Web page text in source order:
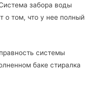
забора воды
о том, что у нее полный
системы
баке стиралка